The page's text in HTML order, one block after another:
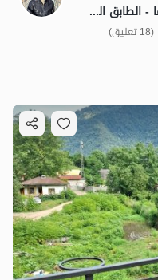
4.9 استئجار فيلا على ضفاف النهر في شالما - الطابق السفلي
(18 تعليق)